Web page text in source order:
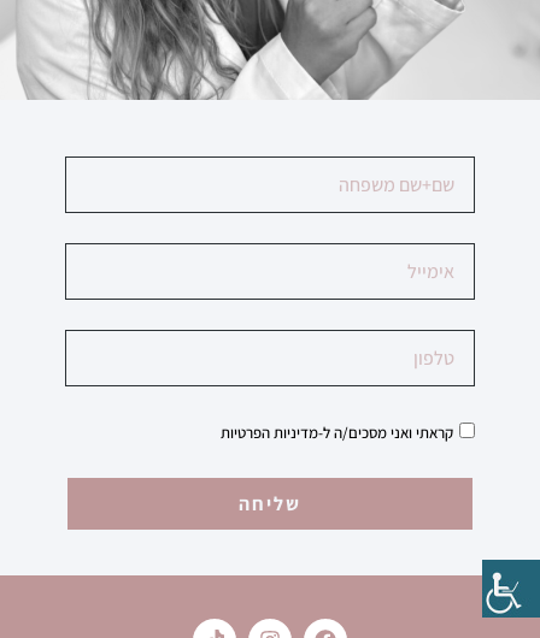
קראתי ואני מסכים/ה ל-מדיניות הפרטיות
שליחה